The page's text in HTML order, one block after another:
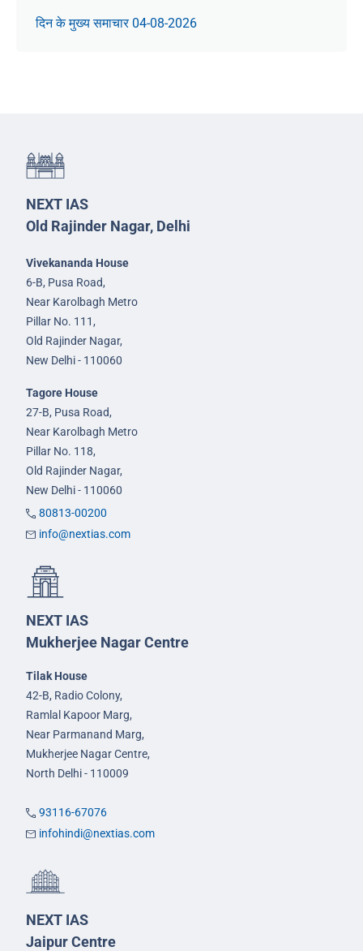
दिन के मुख्य समाचार 04-08-2026
NEXT IAS
Old Rajinder Nagar, Delhi
Vivekananda House
6-B, Pusa Road,
Near Karolbagh Metro
Pillar No. 111,
Old Rajinder Nagar,
New Delhi - 110060
Tagore House
27-B, Pusa Road,
Near Karolbagh Metro
Pillar No. 118,
Old Rajinder Nagar,
New Delhi - 110060
80813-00200
info@nextias.com
NEXT IAS
Mukherjee Nagar Centre
Tilak House
42-B, Radio Colony,
Ramlal Kapoor Marg,
Near Parmanand Marg,
Mukherjee Nagar Centre,
North Delhi - 110009
93116-67076
infohindi@nextias.com
NEXT IAS
Jaipur Centre